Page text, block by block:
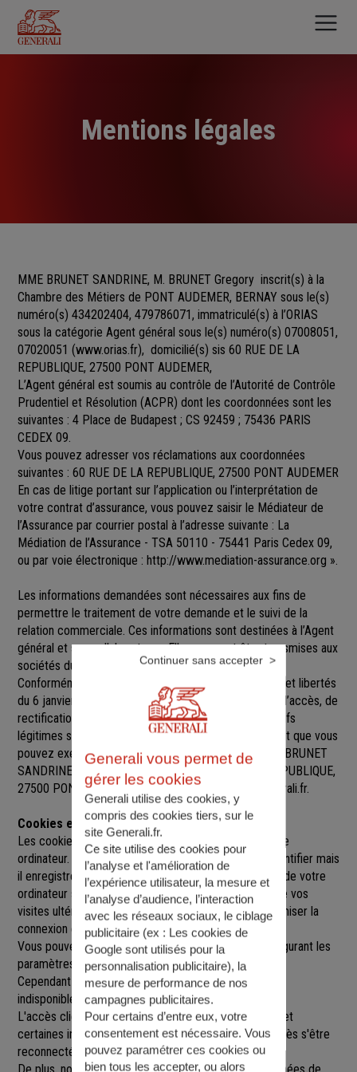
contenu
principal
Mentions légales
MME BRUNET SANDRINE, M. BRUNET Gregory inscrit(s) à la
Chambre des Métiers de PONT AUDEMER, BERNAY sous le(s)
numéro(s) 434202404, 479786071, immatriculé(s) à l’ORIAS
sous la catégorie Agent général sous le(s) numéro(s) 07008051,
07020051 (www.orias.fr), domicilié(s) sis 60 RUE DE LA
REPUBLIQUE, 27500 PONT AUDEMER,
L’Agent général est soumis au contrôle de l’Autorité de Contrôle
Prudentiel et Résolution (ACPR) dont les coordonnées sont les
suivantes : 4 Place de Budapest ; CS 92459 ; 75436 PARIS
CEDEX 09.
Vous pouvez adresser vos réclamations aux coordonnées
suivantes : 60 RUE DE LA REPUBLIQUE, 27500 PONT AUDEMER
En cas de litige portant sur l’application ou l’interprétation de
votre contrat d’assurance, vous pouvez saisir le Médiateur de
l’Assurance par courrier postal à l’adresse suivante : La
Médiation de l’Assurance - TSA 50110 - 75441 Paris Cedex 09,
ou par voie électronique : http://www.mediation-assurance.org ».
Les informations demandées sont nécessaires aux fins de
permettre le traitement de votre demande et le suivi de la
relation commerciale. Ces informations sont destinées à l’Agent
général et ses collaborateurs. Elles pourront être transmises aux
sociétés du groupe GENERALI.
Conformément aux dispositions de la loi Informatique et libertés
du 6 janvier 1978 modifiée, vous disposez d’un droit d’accès, de
rectification, de suppression et d’opposition pour motifs
légitimes sur l’ensemble des données vous concernant que vous
pouvez exercer sur simple demande auprès de MME BRUNET
SANDRINE, M. BRUNET Gregory , à
60 RUE DE LA REPUBLIQUE,
27500 PONT AUDEMER,pontaudemer@agence.generali.fr.
Cookies et sessions
Les cookies sont de petits fichiers implantés sur votre
ordinateur. Un cookie ne nous permet pas de vous identifier mais
il enregistre des informations relatives à la navigation de votre
ordinateur sur notre site que nous pourrons lire lors de vos
visites ultérieures afin de faciliter la navigation, d'optimiser la
connexion et de personnaliser l'utilisation du site.
Vous pouvez refuser l'utilisation des cookies en configurant les
paramètres de votre navigateur Internet.
Cependant le fait de refuser les cookies peut rendre
indisponibles toutes ou certaines parties du site.
L'accès client est construit avec un délai de session, et
certaines informations ne seront remises à jour qu'après s'être
reconnecté sur le site.
Generali vous permet de
gérer les cookies
Generali utilise des cookies, y
compris des cookies tiers, sur le
site Generali.fr.
Ce site utilise des cookies pour
l’analyse et l'amélioration de
l’expérience utilisateur, la mesure et
l’analyse d’audience, l’interaction
avec les réseaux sociaux, le ciblage
publicitaire (ex : Les cookies de
Google sont utilisés pour la
personnalisation publicitaire), la
mesure de performance de nos
campagnes publicitaires.
Pour certains d’entre eux, votre
consentement est nécessaire. Vous
pouvez paramétrer ces cookies ou
bien tous les accepter, ou alors
Continuer sans accepter